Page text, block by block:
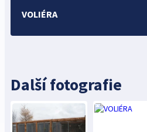
VOLIÉRA
Další fotografie